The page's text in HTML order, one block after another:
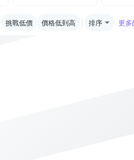
挑戰低價 價格低到高 排序 更多